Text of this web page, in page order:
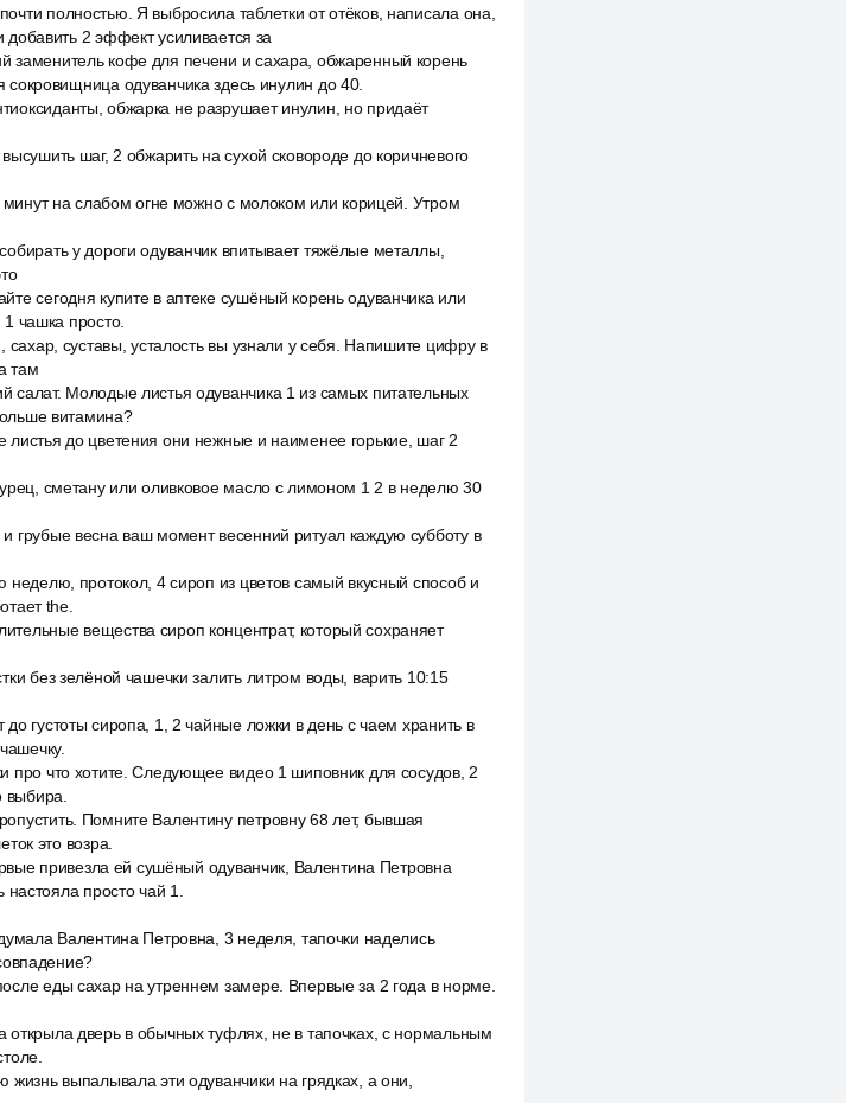
полностью. Я выбросила таблетки от отёков, написала она,
2 эффект усиливается за
заменитель кофе для печени и сахара, обжаренный корень
сокровищница одуванчика здесь инулин до 40.
обжарка не разрушает инулин, но придаёт
шаг, 2 обжарить на сухой сковороде до коричневого
на слабом огне можно с молоком или корицей. Утром
у дороги одуванчик впитывает тяжёлые металлы,
сегодня купите в аптеке сушёный корень одуванчика или
чашка просто.
суставы, усталость вы узнали у себя. Напишите цифру в
там
салат. Молодые листья одуванчика 1 из самых питательных
витамина?
до цветения они нежные и наименее горькие, шаг 2
сметану или оливковое масло с лимоном 1 2 в неделю 30
грубые весна ваш момент весенний ритуал каждую субботу в
неделю, протокол, 4 сироп из цветов самый вкусный способ и
the.
вещества сироп концентрат, который сохраняет
без зелёной чашечки залить литром воды, варить 10:15
густоты сиропа, 1, 2 чайные ложки в день с чаем хранить в
про что хотите. Следующее видео 1 шиповник для сосудов, 2
Помните Валентину петровну 68 лет, бывшая
это возра.
привезла ей сушёный одуванчик, Валентина Петровна
просто чай 1.
Валентина Петровна, 3 неделя, тапочки наделись
еды сахар на утреннем замере. Впервые за 2 года в норме.
дверь в обычных туфлях, не в тапочках, с нормальным
выпалывала эти одуванчики на грядках, а они,